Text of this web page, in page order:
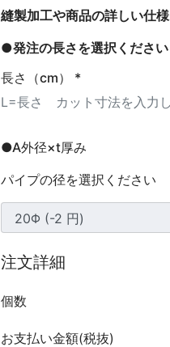
縫製加工や商品の詳しい仕様
●発注の長さを選択ください
長さ（cm） *
L=長さ カット寸法を入力
●A外径×t厚み
パイプの径を選択ください
注文詳細
個数
お支払い金額(税抜)